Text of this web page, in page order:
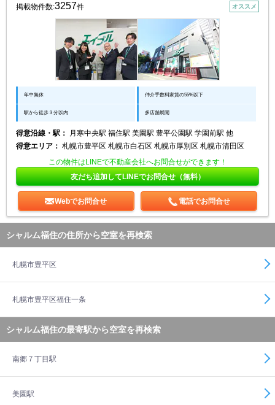
掲載物件数:3257件 オススメ
年中無休 仲介手数料家賃の55%以下
駅から徒歩３分以内 多店舗展開
得意沿線・駅：
月寒中央駅 福住駅 美園駅 豊平公園駅 学園前駅 他
得意エリア： 札幌市豊平区 札幌市白石区 札幌市厚別区 札幌市清田区
この物件はLINEで不動産会社へお問合せができます！
友だち追加してLINEでお問合せ（無料）
Webでお問合せ 電話でお問合せ
シャルム福住の住所から空室を再検索
札幌市豊平区
札幌市豊平区福住一条
シャルム福住の最寄駅から空室を再検索
南郷７丁目駅
美園駅